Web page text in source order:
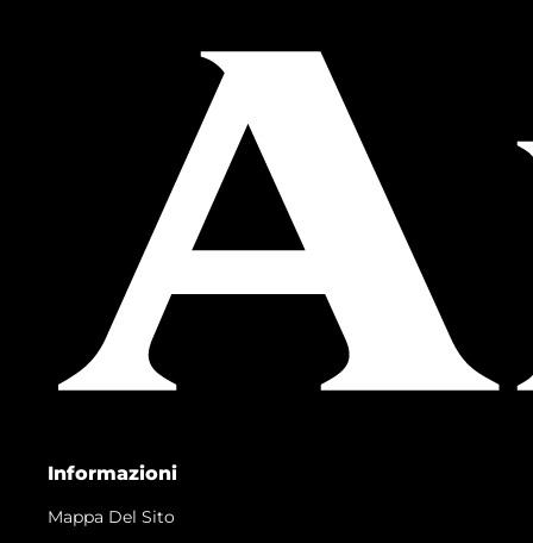
Informazioni
Mappa Del Sito